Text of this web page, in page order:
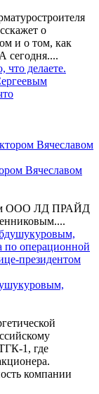
о
и о том, как
сегодня....
Вячеславом
ООО ЛД ПРАЙД
1, где
компании